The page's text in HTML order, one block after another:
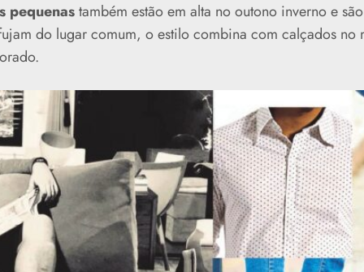
pequenastambém estão em alta no outono inverno e
do lugar comum, o estilo combina com calçados no